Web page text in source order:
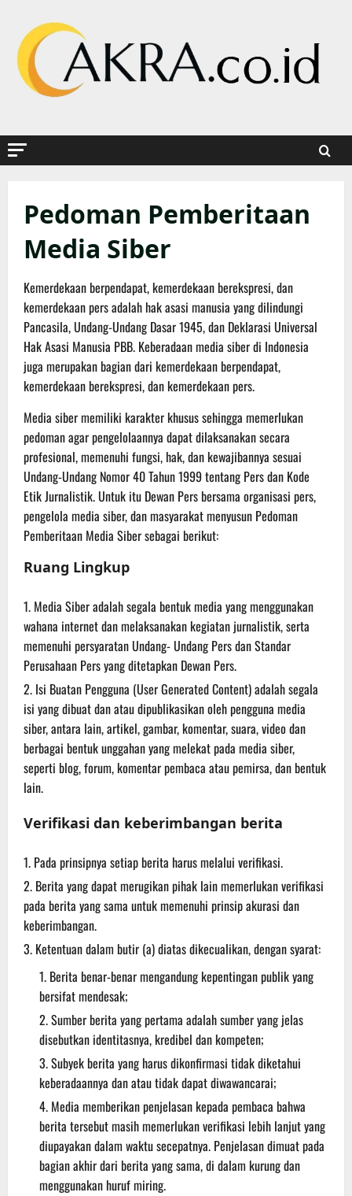
content
Pedoman Pemberitaan
Media Siber
Kemerdekaan berpendapat, kemerdekaan berekspresi, dan
kemerdekaan pers adalah hak asasi manusia yang dilindungi
Pancasila, Undang-Undang Dasar 1945, dan Deklarasi Universal
Hak Asasi Manusia PBB. Keberadaan media siber di Indonesia
juga merupakan bagian dari kemerdekaan berpendapat,
kemerdekaan berekspresi, dan kemerdekaan pers.
Media siber memiliki karakter khusus sehingga memerlukan
pedoman agar pengelolaannya dapat dilaksanakan secara
profesional, memenuhi fungsi, hak, dan kewajibannya sesuai
Undang-Undang Nomor 40 Tahun 1999 tentang Pers dan Kode
Etik Jurnalistik. Untuk itu Dewan Pers bersama organisasi pers,
pengelola media siber, dan masyarakat menyusun Pedoman
Pemberitaan Media Siber sebagai berikut:
Ruang Lingkup
Media Siber adalah segala bentuk media yang menggunakan
wahana internet dan melaksanakan kegiatan jurnalistik, serta
memenuhi persyaratan Undang- Undang Pers dan Standar
Perusahaan Pers yang ditetapkan Dewan Pers.
Isi Buatan Pengguna (User Generated Content) adalah segala
isi yang dibuat dan atau dipublikasikan oleh pengguna media
siber, antara lain, artikel, gambar, komentar, suara, video dan
berbagai bentuk unggahan yang melekat pada media siber,
seperti blog, forum, komentar pembaca atau pemirsa, dan bentuk
lain.
Verifikasi dan keberimbangan berita
Pada prinsipnya setiap berita harus melalui verifikasi.
Berita yang dapat merugikan pihak lain memerlukan verifikasi
pada berita yang sama untuk memenuhi prinsip akurasi dan
keberimbangan.
Ketentuan dalam butir (a) diatas dikecualikan, dengan syarat:
Berita benar-benar mengandung kepentingan publik yang
bersifat mendesak;
Sumber berita yang pertama adalah sumber yang jelas
disebutkan identitasnya, kredibel dan kompeten;
Subyek berita yang harus dikonfirmasi tidak diketahui
keberadaannya dan atau tidak dapat diwawancarai;
Media memberikan penjelasan kepada pembaca bahwa
berita tersebut masih memerlukan verifikasi lebih lanjut yang
diupayakan dalam waktu secepatnya. Penjelasan dimuat pada
bagian akhir dari berita yang sama, di dalam kurung dan
menggunakan huruf miring.